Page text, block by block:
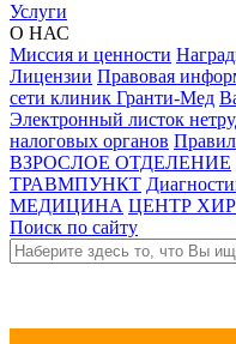
Услуги
О НАС
Миссия и ценности
Лицензии Правовая
сети клиник Гранти-Мед
Электронный листок
налоговых органов
ВЗРОСЛОЕ ОТДЕЛЕНИЕ
ТРАВМПУНКТ
МЕДИЦИНА ЦЕНТР
Поиск по сайту